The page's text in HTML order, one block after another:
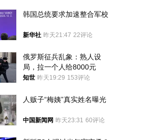
韩国总统要求加速整合军校
新华社 昨天21:47 22评论
俄罗斯征兵乱象：熟人设
局，拉一个人给8000元
知世 昨天19:29 153评论
人贩子“梅姨”真实姓名曝光
中国新闻网 昨天23:31 60评论